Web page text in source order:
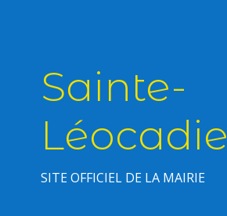
Sainte-
Léocadie
SITE OFFICIEL DE LA MAIRIE